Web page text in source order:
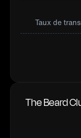
Taux de
The Beard